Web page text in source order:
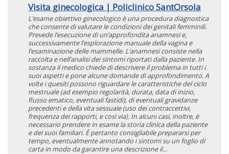
Visita ginecologica | Policlinico SantOrsola
L’esame obiettivo ginecologico è una procedura diagnostica
che consente di valutare le condizioni dei genitali femminili.
Prevede l’esecuzione di un’approfondita anamnesi e,
successivamente l’esplorazione manuale della vagina e
l’esaminazione delle mammelle. L’anamnesi consiste nella
raccolta e nell’analisi dei sintomi riportati dalla paziente. In
sostanza il medico chiede di descrivere il problema in tutti i
suoi aspetti e pone alcune domande di approfondimento. A
volte i quesiti possono riguardare le caratteristiche del ciclo
mestruale (ad esempio regolarità, durata, data di inizio,
flusso ematico, eventuali fastidi), di eventuali gravidanze
precedenti e della vita sessuale (uso dei contraccettivi,
frequenza dei rapporti, e così via). In alcuni casi, inoltre, è
necessario prendere in esame la storia clinica della paziente
e dei suoi familiari. È pertanto consigliabile prepararsi per
tempo, eventualmente annotando i sintomi su un foglio di
carta in modo da garantire una descrizione il...